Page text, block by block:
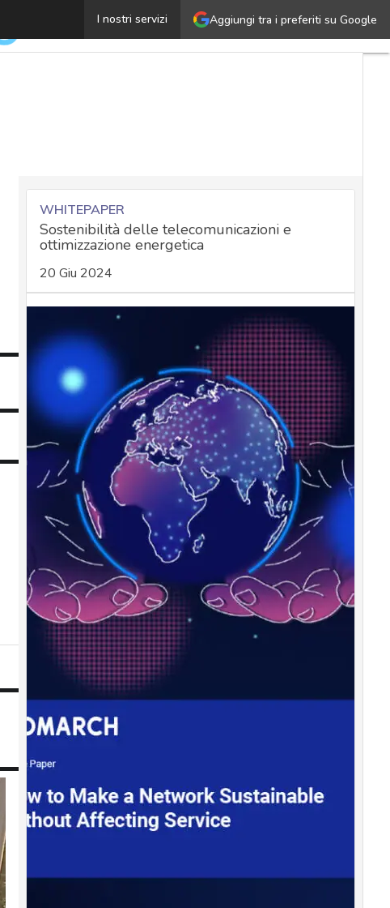
Aggiungi tra i preferiti su Google
I nostri servizi
Il Gps dell’aereo di von der Leyen nel mirino delle
WHITEPAPER
Sostenibilità delle telecomunicazioni e
ottimizzazione energetica
20 Giu 2024